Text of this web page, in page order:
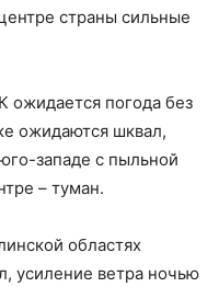
страны сильные
ожидается погода без
ожидаются шквал,
западе с пыльной
– туман.
областях
усиление ветра ночью